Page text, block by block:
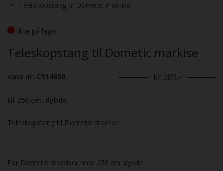
Teleskopstang til Dometic markise
Ikke på lager
Teleskopstang til Dometic markise
Vare nr. C914850 kr 389,-
til 250 cm. dybde
Teleskopstang til Dometic markise
For Dometic markiser med 250 cm. dybde